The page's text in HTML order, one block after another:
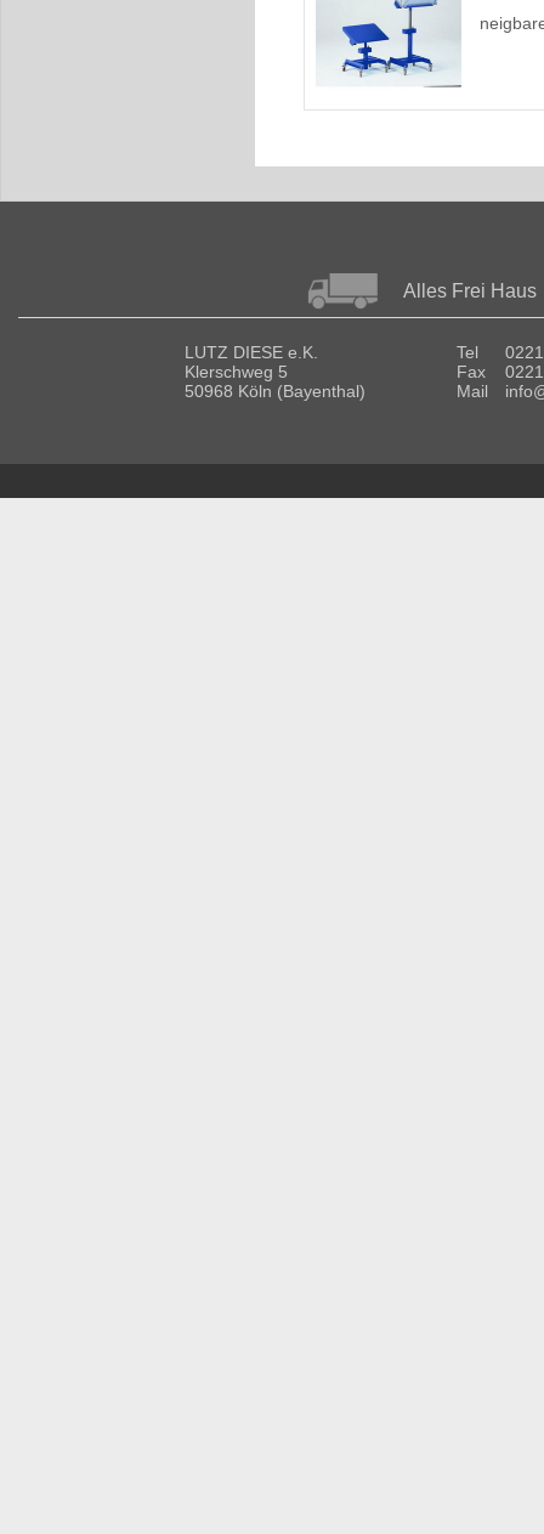
Alles Frei Haus
LUTZ DIESE e.K.
Klerschweg 5
50968 Köln (Bayenthal)
Tel
Fax
Mail